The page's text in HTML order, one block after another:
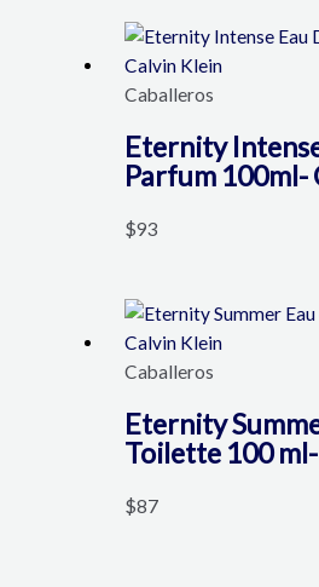
Caballeros
Eternity
Parfum 100ml-
$93
Caballeros
Eternity
Toilette 100
$87